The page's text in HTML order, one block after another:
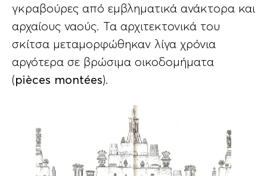
γκραβούρες από εμβληματικά ανάκτορα και
αρχαίους ναούς. Τα αρχιτεκτονικά του
σκίτσα μεταμορφώθηκαν λίγα χρόνια
αργότερα σε βρώσιμα οικοδομήματα
( pièces montées).